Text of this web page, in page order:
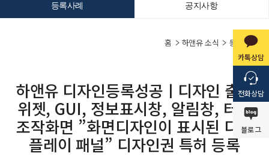
카톡상담
전화상담
블로그
등록사례 공지사항
홈 하앤유 소식 등록사례
하앤유 디자인등록성공ㅣ디자인 출원
위젯, GUI, 정보표시창, 알림창, 터치
조작화면 ”화면디자인이 표시된 디스
플레이 패널” 디자인권 특허 등록